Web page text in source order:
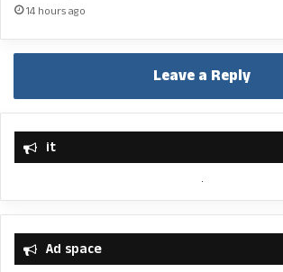
14 hours ago
Leave a Reply
it
Ad space